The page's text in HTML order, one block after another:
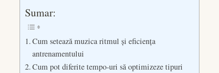
Sumar:
Cum setează muzica ritmul și eficiența
antrenamentului
Cum pot diferite tempo-uri să optimizeze tipuri